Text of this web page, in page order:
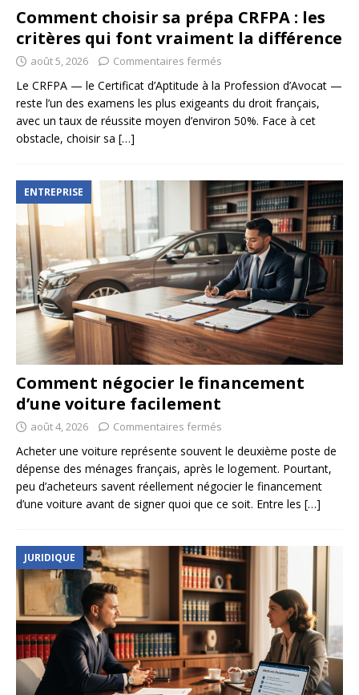
Comment choisir sa prépa CRFPA : les
critères qui font vraiment la différence
août 5, 2026 Commentaires fermés
Le CRFPA — le Certificat d’Aptitude à la Profession d’Avocat —
reste l’un des examens les plus exigeants du droit français,
avec un taux de réussite moyen d’environ 50%. Face à cet
obstacle, choisir sa […]
ENTREPRISE
Comment négocier le financement
d’une voiture facilement
août 4, 2026 Commentaires fermés
Acheter une voiture représente souvent le deuxième poste de
dépense des ménages français, après le logement. Pourtant,
peu d’acheteurs savent réellement négocier le financement
d’une voiture avant de signer quoi que ce soit. Entre les […]
JURIDIQUE